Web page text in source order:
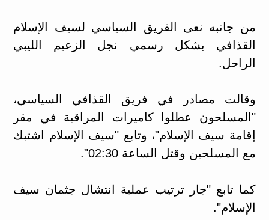
من جانبه نعى الفريق السياسي لسيف الإسلام
القذافي بشكل رسمي نجل الزعيم الليبي
الراحل.
وقالت مصادر في فريق القذافي السياسي،
"المسلحون عطلوا كاميرات المراقبة في مقر
إقامة سيف الإسلام"، وتابع "سيف الإسلام اشتبك
مع المسلحين وقتل الساعة 02:30".
كما تابع "جار ترتيب عملية انتشال جثمان سيف
الإسلام".